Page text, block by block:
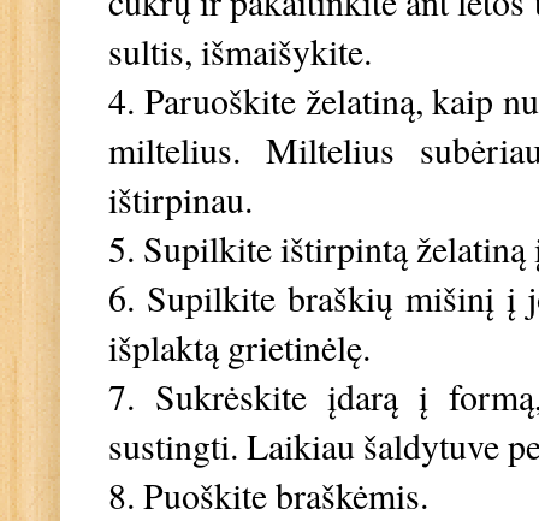
sultis, išmaišykite.
4. Paruoškite želatiną, kaip
miltelius. Miltelius
ištirpinau.
5. Supilkite ištirpintą
6. Supilkite braškių mišinį į
išplaktą grietinėlę.
7. Sukrėskite įdarą į
sustingti. Laikiau šaldytuve
8. Puoškite braškėmis.